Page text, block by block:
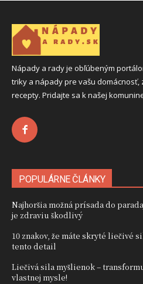
Nápady a rady je obľúbeným
triky a nápady pre vašu
recepty. Pridajte sa k našej
POPULÁRNE ČLÁNKY
Najhoršia možná prísada do
je zdraviu škodlivý
10 znakov, že máte skryté liečivé
tento detail
Liečivá sila myšlienok –
vlastnej mysle!